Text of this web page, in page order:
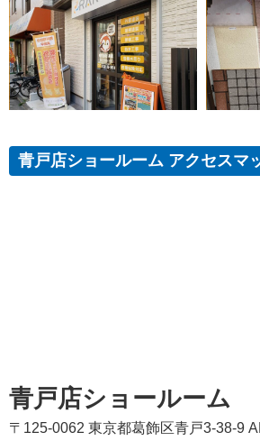
青戸店ショールーム アクセスマ
青戸店ショールーム
〒125-0062 東京都葛飾区青戸3-38-9